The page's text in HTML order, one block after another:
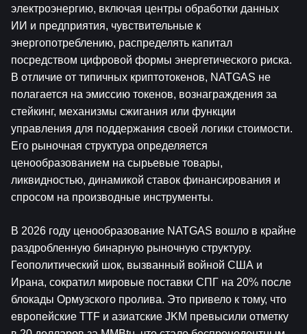
электроэнергию, включая центры обработки данных
ИИ и предприятия, чувствительные к
энергопотреблению, распределять капитал
посредством цифровой формы энергетического риска.
В отличие от типичных криптотокенов, NATGAS не
полагается на эмиссию токенов, вознаграждения за
стейкинг, механизмы сжигания или функции
управления для поддержания своей логики стоимости.
Его рыночная структура определяется
ценообразованием на сырьевые товары,
ликвидностью, динамикой ставок финансирования и
спросом на производные инструменты.
В 2026 году ценообразование NATGAS вошло в крайне
раздробленную бинарную рыночную структуру.
Геополитический шок, вызванный войной США и
Ирана, сократил мировые поставки СПГ на 20% после
блокады Ормузского пролива. Это привело к тому, что
европейские TTF и азиатские JKM превысили отметку